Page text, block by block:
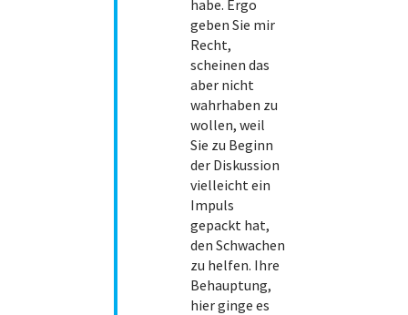
habe. Ergo
geben Sie mir
Recht,
scheinen das
aber nicht
wahrhaben zu
wollen, weil
Sie zu Beginn
der Diskussion
vielleicht ein
Impuls
gepackt hat,
den Schwachen
zu helfen. Ihre
Behauptung,
hier ginge es